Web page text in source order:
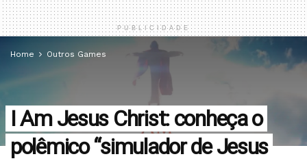
PUBLICIDADE
Home Outros Games
I Am Jesus Christ: conheça o
polêmico “simulador de Jesus